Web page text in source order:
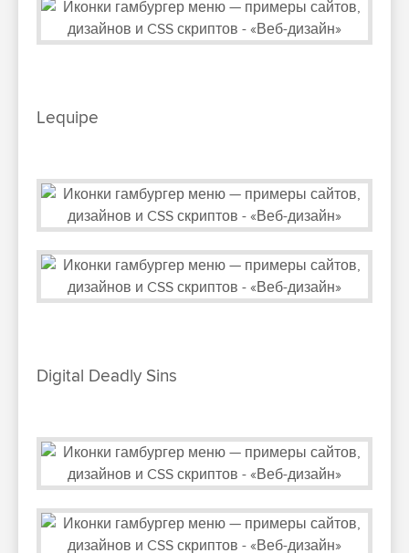
Lequipe
Digital Deadly Sins